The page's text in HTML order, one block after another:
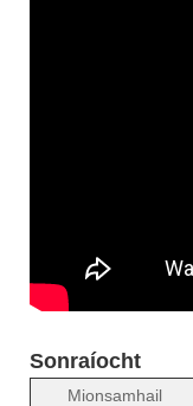
Sonraíocht
Mionsamhail